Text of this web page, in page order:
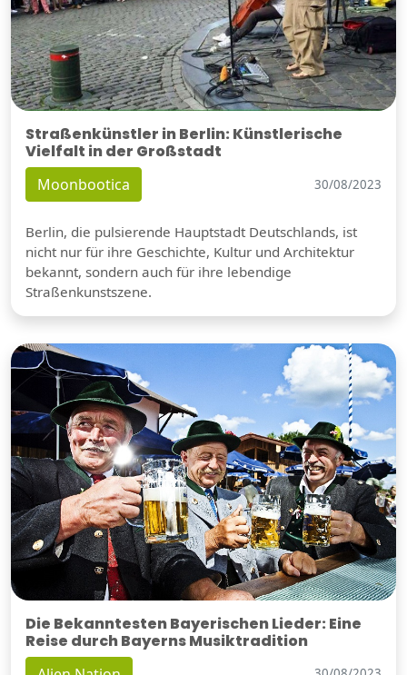
Straßenkünstler in Berlin: Künstlerische
Vielfalt in der Großstadt
Moonbootica 30/08/2023
Berlin, die pulsierende Hauptstadt Deutschlands, ist
nicht nur für ihre Geschichte, Kultur und Architektur
bekannt, sondern auch für ihre lebendige
Straßenkunstszene.
Die Bekanntesten Bayerischen Lieder: Eine
Reise durch Bayerns Musiktradition